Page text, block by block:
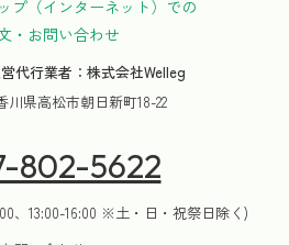
プ（インターネット）での
・お問い合わせ
代行業者：株式会社Welleg
川県高松市朝日新町18-22
802-5622
、13:00-16:00 ※土・日・祝祭日除く)